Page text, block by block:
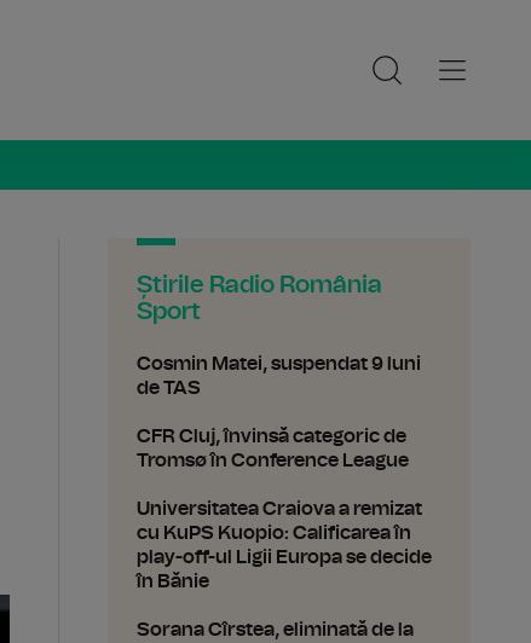
Știrile Radio România
Sport
Cosmin Matei, suspendat 9 luni
de TAS
CFR Cluj, învinsă categoric de
Tromsø în Conference League
Universitatea Craiova a remizat
cu KuPS Kuopio: Calificarea în
play-off-ul Ligii Europa se decide
în Bănie
Sorana Cîrstea, eliminată de la